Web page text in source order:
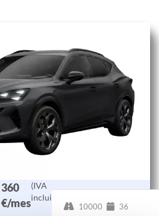
360
€/mes
(IVA
incluido)
10000 36